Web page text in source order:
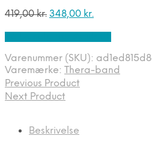
419,00kr. Den
419,00 kr..
348,00 kr.Den
348,00 kr..
Varenummer (SKU):
Varemærke: Thera-band
Previous Product
Next Product
Beskrivelse